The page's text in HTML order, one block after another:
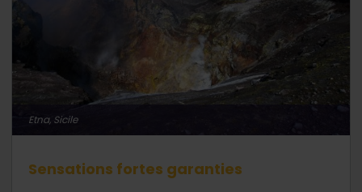
Etna, Sicile
Sensations fortes garanties